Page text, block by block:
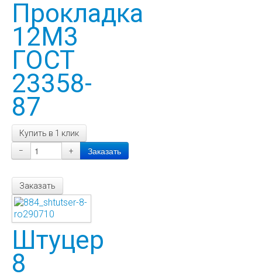
Прокладка
12М3
ГОСТ
23358-
87
Купить в 1 клик
−
+
Заказать
Штуцер
8